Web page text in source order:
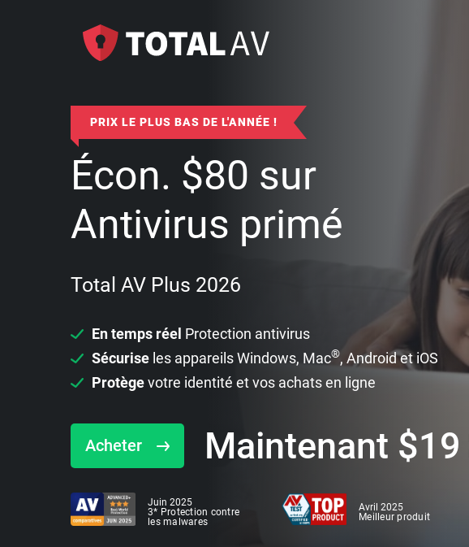
PRIX LE PLUS BAS DE L'ANNÉE !
Écon. $80 sur
Antivirus primé
Total AV Plus 2026
En temps réel Protection antivirus
Sécurise les appareils Windows, Mac®, Android et iOS
Protègevotre identité et vos achats en ligne
Acheter Maintenant $19
Juin 2025
3* Protection contre
les malwares
Avril 2025
Meilleur produit